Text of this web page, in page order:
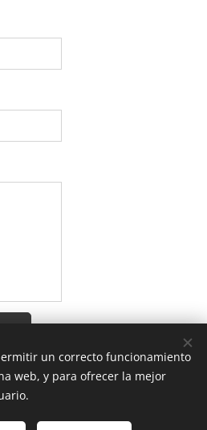
Región Metropolitana
un correcto funcionamiento
web, y para ofrecer la mejor